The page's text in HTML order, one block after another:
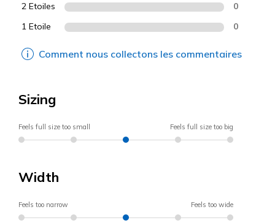
2 Etoiles 0
1 Etoile 0
Comment nous collectons les commentaires
Sizing
Feels full size too small Feels full size too big
Width
Feels too narrow Feels too wide